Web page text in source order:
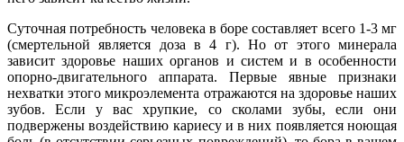
Суточная потребность человека в боре составляет всего 1-3 мг
(смертельной является доза в 4 г). Но от этого минерала
зависит здоровье наших органов и систем и в особенности
опорно-двигательного аппарата. Первые явные признаки
нехватки этого микроэлемента отражаются на здоровье наших
зубов. Если у вас хрупкие, со сколами зубы, если они
подвержены воздействию кариесу и в них появляется ноющая